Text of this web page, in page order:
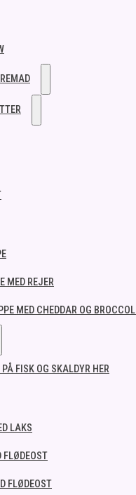
MED REJER
MED CHEDDAR OG BROCCOLI
FISK OG SKALDYR HER
LAKS
FLØDEOST
FLØDEOST